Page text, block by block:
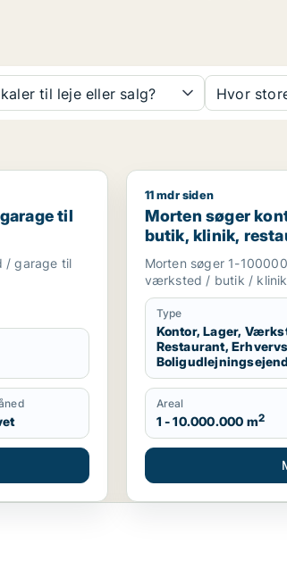
til leje eller salg? Hvor
m.fl.
til salg i Region Nordjylland
til
/ garage til
Morten søger
11 mdr siden
Morten søger
butik, klinik,
Nordjylland
Morten søger 1-
værksted / butik /
Type
Kontor, Lager,
Restaurant,
Produktionslokaler
Areal
1 - 10.000.000 m2